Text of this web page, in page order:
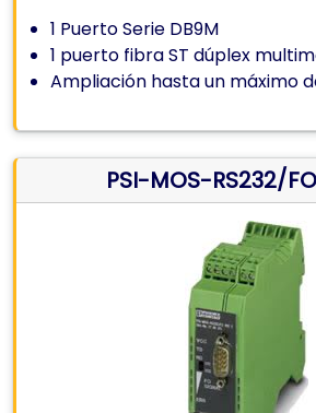
1 Puerto Serie DB9M
1 puerto fibra ST dúplex
Ampliación hasta un máximo
PSI-MOS-RS232/